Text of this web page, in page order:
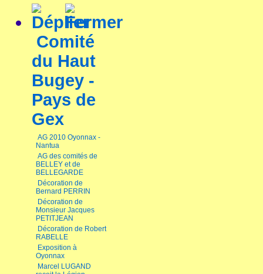
Comité
du Haut
Bugey -
Pays de
Gex
AG 2010 Oyonnax -
Nantua
AG des comités de
BELLEY et de
BELLEGARDE
Décoration de
Bernard PERRIN
Décoration de
Monsieur Jacques
PETITJEAN
Décoration de Robert
RABELLE
Exposition à
Oyonnax
Marcel LUGAND